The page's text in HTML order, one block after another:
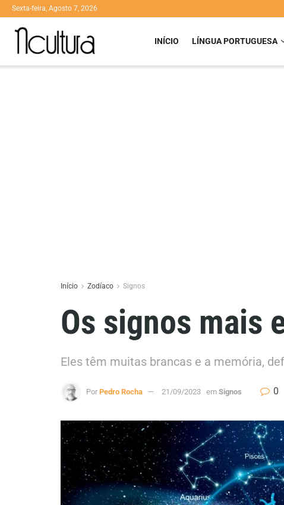
Sexta-feira, Agosto 7, 2026
INÍCIO LÍNGUA PORTUGUESA
Início Zodíaco Signos
Os signos mais
Eles têm muitas brancas e a memória,
Por Pedro Rocha 21/09/2023 em Signos 0